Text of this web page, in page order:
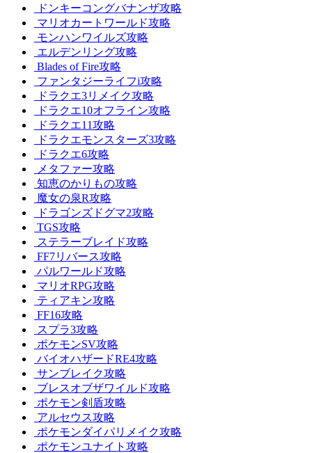
ドンキーコングバナンザ攻略
マリオカートワールド攻略
モンハンワイルズ攻略
エルデンリング攻略
Blades of Fire攻略
ファンタジーライフi攻略
ドラクエ3リメイク攻略
ドラクエ10オフライン攻略
ドラクエ11攻略
ドラクエモンスターズ3攻略
ドラクエ6攻略
メタファー攻略
知恵のかりもの攻略
魔女の泉R攻略
ドラゴンズドグマ2攻略
TGS攻略
ステラーブレイド攻略
FF7リバース攻略
パルワールド攻略
マリオRPG攻略
ティアキン攻略
FF16攻略
スプラ3攻略
ポケモンSV攻略
バイオハザードRE4攻略
サンブレイク攻略
ブレスオブザワイルド攻略
ポケモン剣盾攻略
アルセウス攻略
ポケモンダイパリメイク攻略
ポケモンユナイト攻略